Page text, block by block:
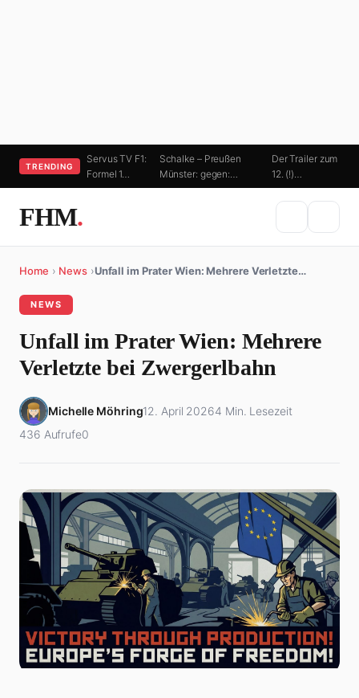
TRENDING
Servus TV F1:
Formel 1…
Schalke – Preußen
Münster: gegen:…
Der Trailer zum
12. (!)…
FHM.
Home › News ›Unfall im Prater Wien: Mehrere Verletzte…
NEWS
Unfall im Prater Wien: Mehrere
Verletzte bei Zwergerlbahn
Michelle Möhring12. April 20264 Min. Lesezeit
436 Aufrufe0